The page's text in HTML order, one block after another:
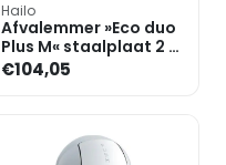
Hailo
Afvalemmer »Eco duo
Plus M« staalplaat 2 x
9 liter
€104,05